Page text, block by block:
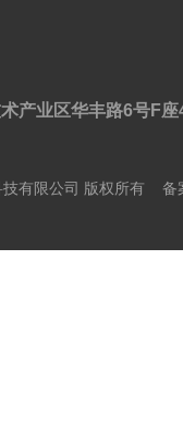
产业区华丰路6号F座
技有限公司 版权所有 备